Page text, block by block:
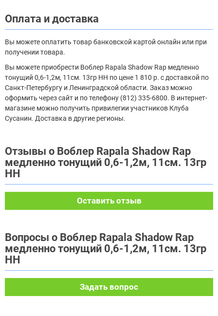
Оплата и доставка
Вы можете оплатить товар банковской картой онлайн или при
получении товара.
Вы можете приобрести Воблер Rapala Shadow Rap медленно
тонущий 0,6-1,2м, 11см. 13гр HH по цене 1 810 р. с доставкой по
Санкт-Петербургу и Ленинградской области. Заказ можно
оформить через сайт и по телефону (812) 335-6800. В интернет-
магазине можно получить привилегии участников Клуба
Сусанин. Доставка в другие регионы.
Отзывы о Воблер Rapala Shadow Rap
медленно тонущий 0,6-1,2м, 11см. 13гр
HH
Оставить отзыв
Вопросы о Воблер Rapala Shadow Rap
медленно тонущий 0,6-1,2м, 11см. 13гр
HH
Задать вопрос